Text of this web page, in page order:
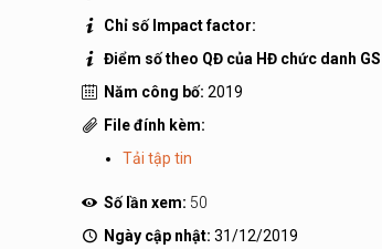
Chỉ số Impact factor:
Điểm số theo QĐ của HĐ chức danh
Năm công bố: 2019
File đính kèm:
Tải tập tin
Số lần xem: 50
Ngày cập nhật: 31/12/2019